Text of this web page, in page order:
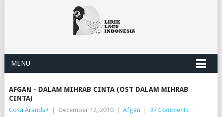
MENU
AFGAN - DALAM MIHRAB CINTA (OST DALAM MIHRAB
CINTA)
Cosa Aranda+ December 12, 2010 Afgan 37 Comments